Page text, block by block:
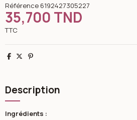
Référence 6192427305227
35,700 TND
TTC
Partager
TweetPinterest
Description
Ingrédients :